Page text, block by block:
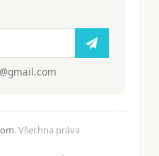
. Všechna práva